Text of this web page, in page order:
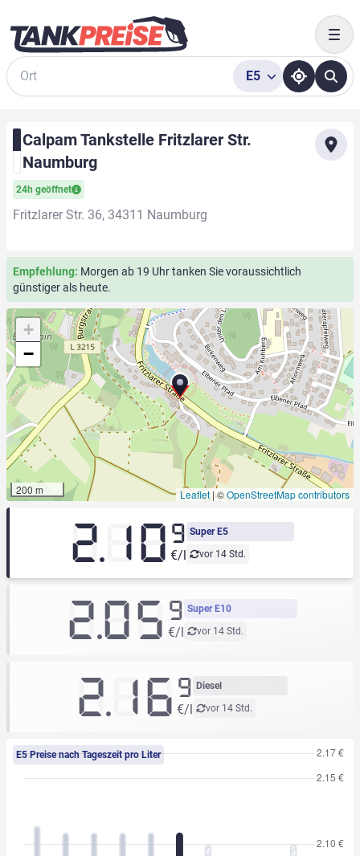
Suche
E5
Calpam Tankstelle Fritzlarer Str.
Naumburg
24h geöffnet
Fritzlarer Str. 36, 34311 Naumburg
Empfehlung: Morgen ab 19 Uhr tanken Sie voraussichtlich
günstiger als heute.
+
−
200 m Leaflet |©OpenStreetMap contributors
Super E5
vor 14 Std.
2.109
€/l
Super E10
vor 14 Std.
2.05 9
€/l
Diesel
vor 14 Std.
2.169
€/l
E5 Preise nach Tageszeit pro Liter